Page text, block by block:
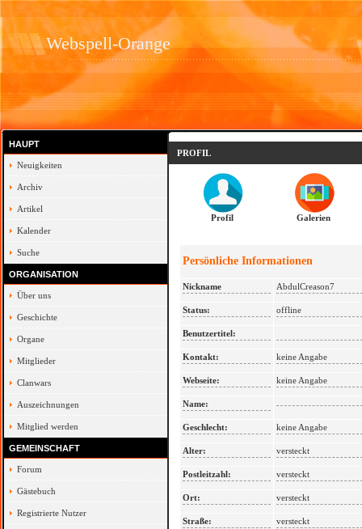
Webspell-Orange
HAUPT
Neuigkeiten
Archiv
Artikel
Kalender
Suche
ORGANISATION
Über uns
Geschichte
Organe
Mitglieder
Clanwars
Auszeichnungen
Mitglied werden
GEMEINSCHAFT
Forum
Gästebuch
Registrierte Nutzer
PROFIL
Profil Galerien
Persönliche Informationen
Nickname AbdulCreason7
Status: offline
Benutzertitel:
Kontakt: keine Angabe
Webseite: keine Angabe
Name:
Geschlecht: keine Angabe
Alter: versteckt
Postleitzahl: versteckt
Ort: versteckt
Straße: versteckt